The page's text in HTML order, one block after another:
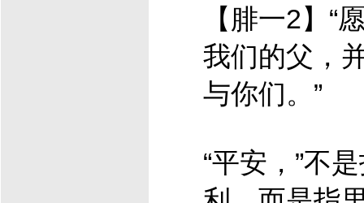
【腓一2】“
我们的父，
与你们。”
“平安，”不